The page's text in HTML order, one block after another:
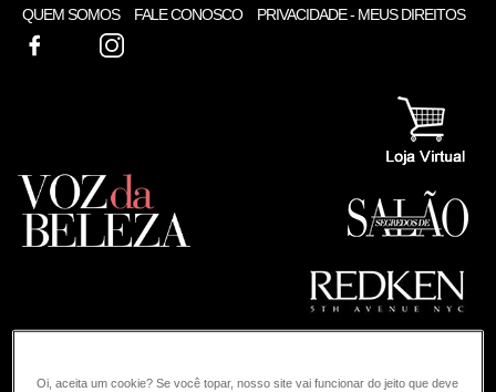
QUEM SOMOS FALE CONOSCO
PRIVACIDADE - MEUS DIREITOS
FACEBOOK
TWITTER
Oi, aceita um cookie? Se você topar, nosso site vai funcionar do jeito que deve